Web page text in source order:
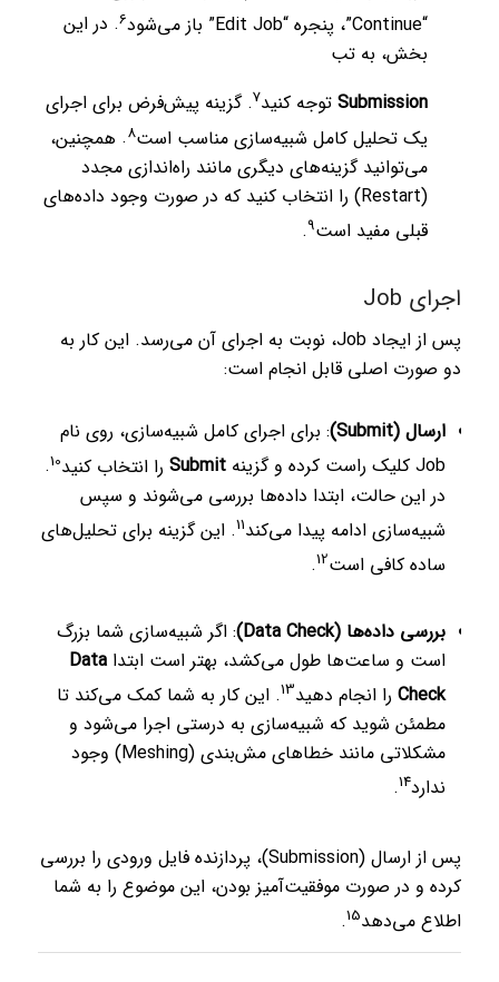
“Continue”، پنجره “Edit Job” باز می‌شود
6
. در این
بخش، به تب
Submissionتوجه کنید7
.گزینه پیش‌فرض برای اجرای
یک تحلیل کامل شبیه‌سازی مناسب است8
. همچنین،
می‌توانید گزینه‌های دیگری مانند راه‌اندازی مجدد
(Restart) را انتخاب کنید که در صورت وجود داده‌های
قبلی مفید است9
.
اجرای Job
پس از ایجاد Job، نوبت به اجرای آن می‌رسد. این کار به
دو صورت اصلی قابل انجام است:
ارسال (Submit)
: برای اجرای کامل شبیه‌سازی، روی نام
Job کلیک راست کرده و گزینه
Submitرا انتخاب کنید10
.
در این حالت، ابتدا داده‌ها بررسی می‌شوند و سپس
شبیه‌سازی ادامه پیدا می‌کند11
. این گزینه برای تحلیل‌های
ساده کافی است12
.
بررسی داده‌ها (Data Check)
: اگر شبیه‌سازی شما بزرگ
است و ساعت‌ها طول می‌کشد، بهتر است ابتدا Data
Checkرا انجام دهید13
. این کار به شما کمک می‌کند تا
مطمئن شوید که شبیه‌سازی به درستی اجرا می‌شود و
مشکلاتی مانند خطاهای مش‌بندی (Meshing) وجود
ندارد14
.
پس از ارسال (Submission)، پردازنده فایل ورودی را بررسی
کرده و در صورت موفقیت‌آمیز بودن، این موضوع را به شما
اطلاع می‌دهد15
.